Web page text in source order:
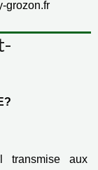
grozon.fr
transmise aux